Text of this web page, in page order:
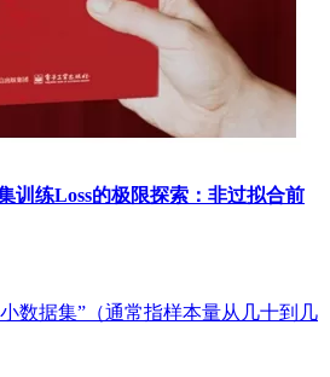
训练Loss的极限探索：非过拟合前
数据集”（通常指样本量从几十到几